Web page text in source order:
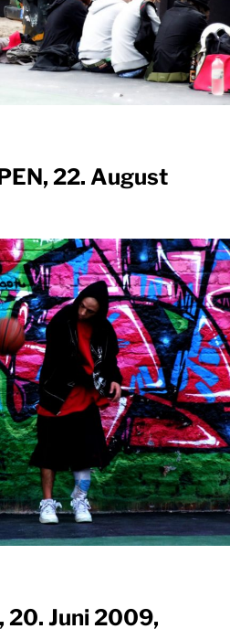
22. August
20. Juni 2009,